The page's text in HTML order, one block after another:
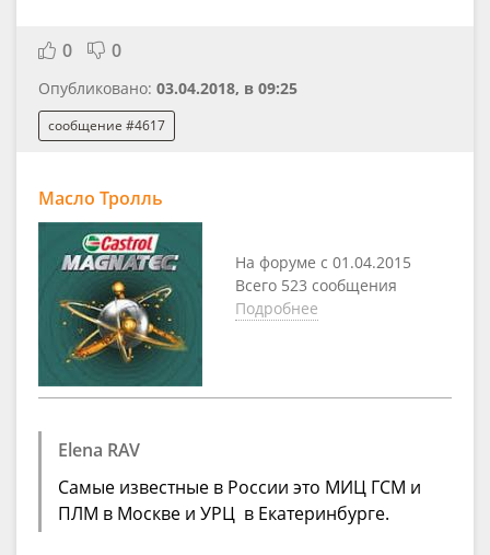
0 0
Опубликовано: 03.04.2018, в 09:25
сообщение #4617
Масло Тролль
На форуме с 01.04.2015
Всего 523 сообщения
Подробнее
Elena RAV
Самые известные в России это МИЦ ГСМ и
ПЛМ в Москве и УРЦ в Екатеринбурге.